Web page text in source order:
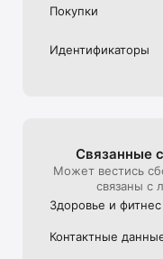
Покупки
Идентифика­торы
Связанные
Может вестись
связаны с
Здоровье и фитнес
Контактные